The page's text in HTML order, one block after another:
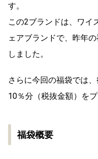
す。
この2ブランドは、ワイ
ェアブランドで、昨年
しました。
さらに今回の福袋では
10％分（税抜金額）を
福袋概要